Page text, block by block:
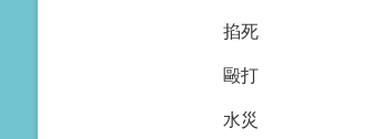
掐死
毆打
水災